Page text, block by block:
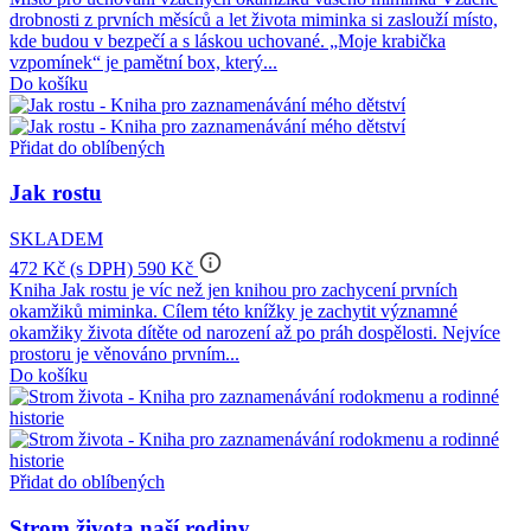
drobnosti z prvních měsíců a let života miminka si zaslouží místo,
kde budou v bezpečí a s láskou uchované. „Moje krabička
vzpomínek“ je pamětní box, který...
Do košíku
Přidat do oblíbených
Jak rostu
SKLADEM
472 Kč (s DPH) 590 Kč info_outline
Kniha Jak rostu je víc než jen knihou pro zachycení prvních
okamžiků miminka. Cílem této knížky je zachytit významné
okamžiky života dítěte od narození až po práh dospělosti. Nejvíce
prostoru je věnováno prvním...
Do košíku
Přidat do oblíbených